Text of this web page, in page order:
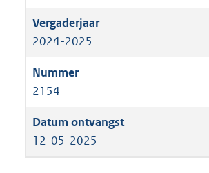
2024-2025
2154
12-05-2025